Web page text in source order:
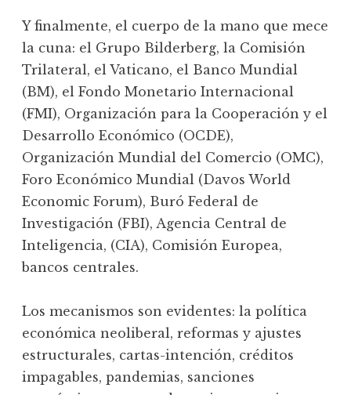
Y finalmente, el cuerpo de la mano que mece
la cuna: el Grupo Bilderberg, la Comisión
Trilateral, el Vaticano, el Banco Mundial
(BM), el Fondo Monetario Internacional
(FMI), Organización para la Cooperación y el
Desarrollo Económico (OCDE),
Organización Mundial del Comercio (OMC),
Foro Económico Mundial (Davos World
Economic Forum), Buró Federal de
Investigación (FBI), Agencia Central de
Inteligencia, (CIA), Comisión Europea,
bancos centrales.
Los mecanismos son evidentes: la política
económica neoliberal, reformas y ajustes
estructurales, cartas-intención, créditos
impagables, pandemias, sanciones